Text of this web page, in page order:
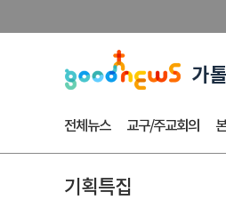
전체뉴스 교구/주교회의
기획특집